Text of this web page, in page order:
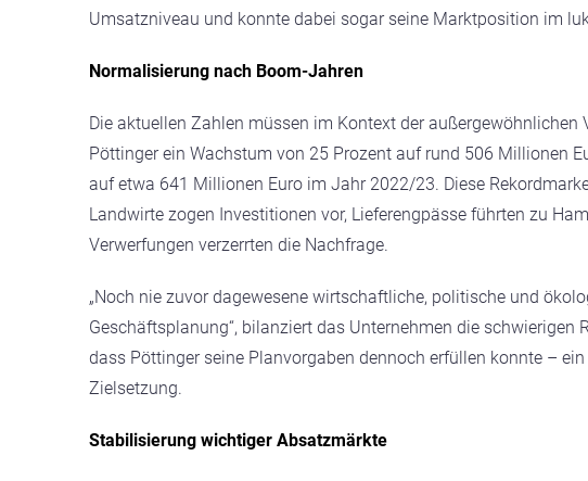
Umsatzniveau und konnte dabei sogar seine Marktposition im
Normalisierung nach Boom-Jahren
Die aktuellen Zahlen müssen im Kontext der
Pöttinger ein Wachstum von 25 Prozent auf rund 506 Millionen
auf etwa 641 Millionen Euro im Jahr 2022/23. Diese
Landwirte zogen Investitionen vor, Lieferengpässe führten zu
Verwerfungen verzerrten die Nachfrage.
„Noch nie zuvor dagewesene wirtschaftliche, politische und
Geschäftsplanung“, bilanziert das Unternehmen die schwierigen
dass Pöttinger seine Planvorgaben dennoch erfüllen konnte –
Zielsetzung.
Stabilisierung wichtiger Absatzmärkte